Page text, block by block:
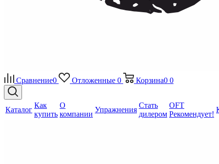
Сравнение0 Отложенные 0 Корзина0 0
Каталог
Как
купить
О
компании
Упражнения
Стать
дилером
OFT
Рекомендует!